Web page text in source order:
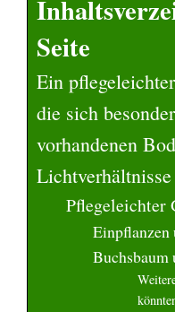
Seite
Ein
die sich
vorhandenen
Pflegeleichter
Einpflanzen
Buchsbaum